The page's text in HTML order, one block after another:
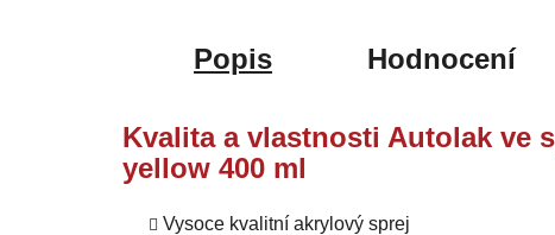
Popis Hodnocení
Kvalita a vlastnosti Autolak ve
yellow 400 ml
Vysoce kvalitní akrylový sprej